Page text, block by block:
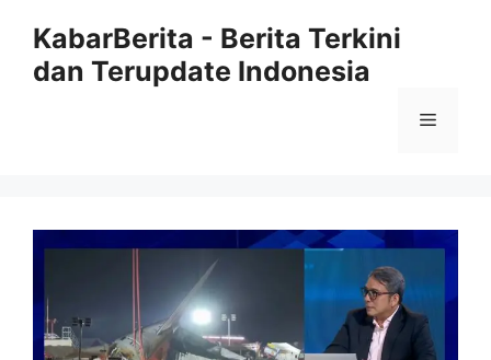
KabarBerita - Berita Terkini
dan Terupdate Indonesia
Menu